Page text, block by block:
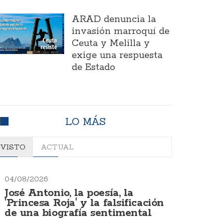
ARAD denuncia la
invasión marroquí de
Ceuta y Melilla y
exige una respuesta
de Estado
LO MÁS
VISTO ACTUAL
04/08/2026
José Antonio, la poesía, la
'Princesa Roja' y la falsificación
de una biografía sentimental